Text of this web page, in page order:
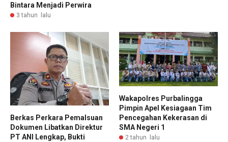
Bintara Menjadi Perwira
3 tahun lalu
Berkas Perkara Pemalsuan
Dokumen Libatkan Direktur
PT ANI Lengkap, Bukti
Wakapolres Purbalingga
Pimpin Apel Kesiagaan Tim
Pencegahan Kekerasan di
SMA Negeri 1
2 tahun lalu